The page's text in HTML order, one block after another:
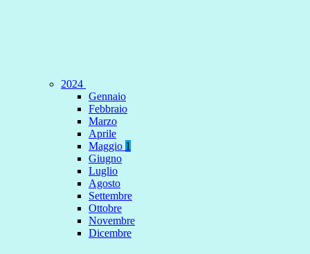
2024
Gennaio
Febbraio
Marzo
Aprile
Maggio 1
Giugno
Luglio
Agosto
Settembre
Ottobre
Novembre
Dicembre